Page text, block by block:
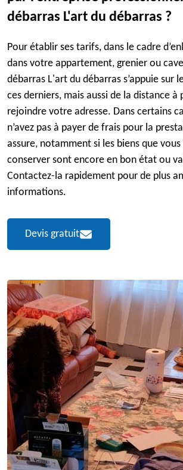
débarras L'art du débarras ?
Pour établir ses tarifs, dans le cadre
dans votre appartement, grenier ou
débarras L'art du débarras s’appuie sur
ces derniers, mais aussi de la distance
rejoindre votre adresse. Dans certains
n’avez pas à payer de frais pour la
assure, notamment si les biens que
conserver sont encore en bon état ou
Contactez-la rapidement pour de plus
informations.
Devis gratuit